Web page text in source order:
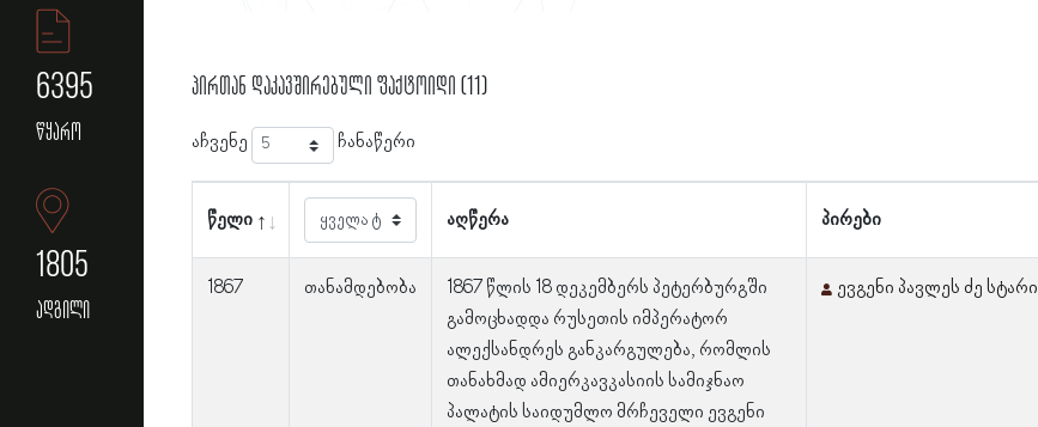
6395
წყარო
1805
ადგილი
პირთან დაკავშირებული ფაქტოიდი (11)
აჩვენე ჩანაწერი
წელი აღწერა პირები
1867 თანამდებობა
1867 წლის 18 დეკემბერს პეტერბურგში
გამოცხადდა რუსეთის იმპერატორ
ალექსანდრეს განკარგულება, რომლის
თანახმად ამიერკავკასიის სამიჯნაო
პალატის საიდუმლო მრჩეველი ევგენი
ევგენი პავლეს ძე